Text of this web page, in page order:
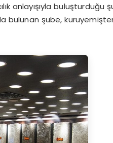
anlayışıyla buluşturduğu
şube,